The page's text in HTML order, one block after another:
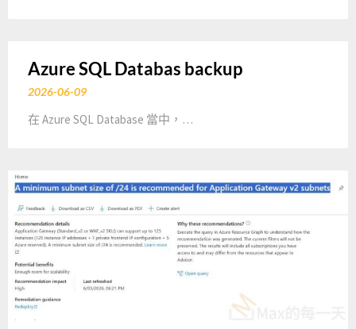
Azure SQL Databas backup
2026-06-09
在 Azure SQL Database 當中，…